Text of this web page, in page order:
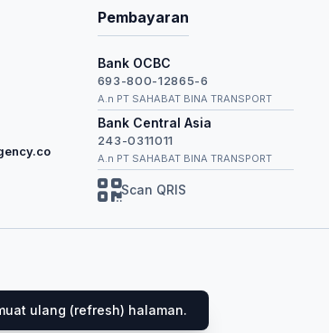
ulang (refresh) halaman.
Pembayaran
Bank OCBC
693-800-12865-6
A.n PT SAHABAT BINA TRANSPORT
Bank Central Asia
243-0311011
A.n PT SAHABAT BINA TRANSPORT
Scan QRIS